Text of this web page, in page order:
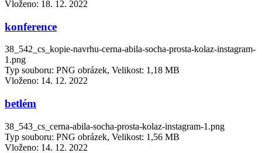
Vloženo: 18. 12. 2022
konference
38_542_cs_kopie-navrhu-cerna-abila-socha-prosta-kolaz-instagram-
1.png
Typ souboru: PNG obrázek, Velikost: 1,18 MB
Vloženo: 14. 12. 2022
betlém
38_543_cs_cerna-abila-socha-prosta-kolaz-instagram-1.png
Typ souboru: PNG obrázek, Velikost: 1,56 MB
Vloženo: 14. 12. 2022